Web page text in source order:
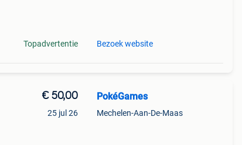
Topadvertentie Bezoek website
€ 50,00
25 jul 26
PokéGames
Mechelen-Aan-De-Maas